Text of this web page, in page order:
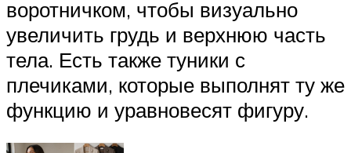
воротничком, чтобы визуально
увеличить грудь и верхнюю часть
тела. Есть также туники с
плечиками, которые выполнят ту же
функцию и уравновесят фигуру.